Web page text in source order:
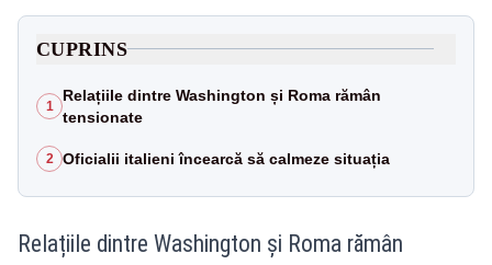
CUPRINS
1
Relațiile dintre Washington și Roma rămân
tensionate
2 Oficialii italieni încearcă să calmeze situația
Relațiile dintre Washington și Roma rămân